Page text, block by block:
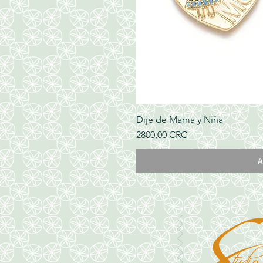
Dije de Mama y Niña
Precio
2800,00 CRC